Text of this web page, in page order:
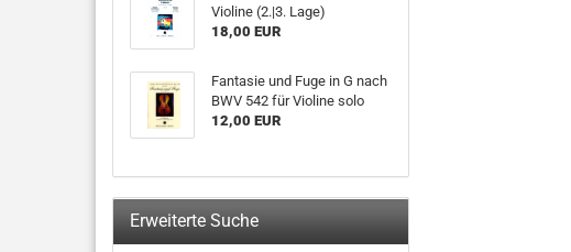
Violine (2.|3. Lage)
18,00 EUR
Fantasie und Fuge in G nach
BWV 542 für Violine solo
12,00 EUR
Erweiterte Suche